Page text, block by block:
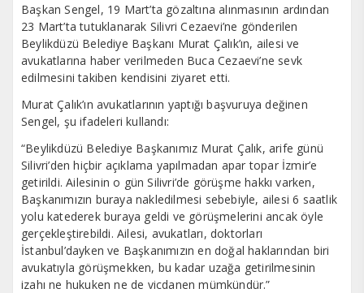
Başkan Sengel, 19 Mart’ta gözaltına alınmasının ardından
23 Mart’ta tutuklanarak Silivri Cezaevi’ne gönderilen
Beylikdüzü Belediye Başkanı Murat Çalık’ın, ailesi ve
avukatlarına haber verilmeden Buca Cezaevi’ne sevk
edilmesini takiben kendisini ziyaret etti.
Murat Çalık’ın avukatlarının yaptığı başvuruya değinen
Sengel, şu ifadeleri kullandı:
“Beylikdüzü Belediye Başkanımız Murat Çalık, arife günü
Silivri’den hiçbir açıklama yapılmadan apar topar İzmir’e
getirildi. Ailesinin o gün Silivri’de görüşme hakkı varken,
Başkanımızın buraya nakledilmesi sebebiyle, ailesi 6 saatlik
yolu katederek buraya geldi ve görüşmelerini ancak öyle
gerçekleştirebildi. Ailesi, avukatları, doktorları
İstanbul’dayken ve Başkanımızın en doğal haklarından biri
avukatıyla görüşmekken, bu kadar uzağa getirilmesinin
izahı ne hukuken ne de vicdanen mümkündür.”